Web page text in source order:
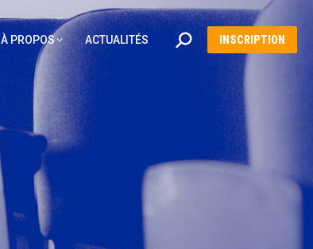
À PROPOS ACTUALITÉS
RechercheINSCRIPTION